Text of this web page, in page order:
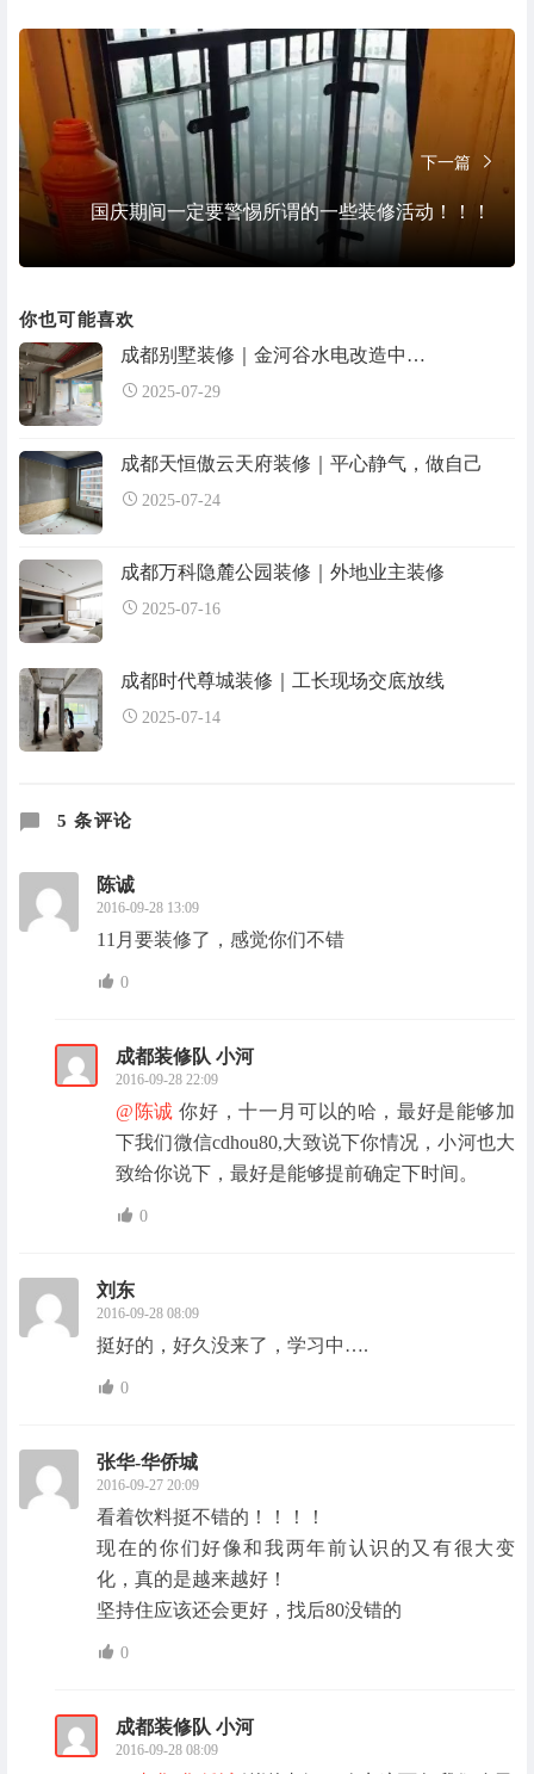
下一篇
国庆期间一定要警惕所谓的一些装修活动！！！
你也可能喜欢
成都别墅装修｜金河谷水电改造中…
2025-07-29
成都天恒傲云天府装修｜平心静气，做自己
2025-07-24
成都万科隐麓公园装修｜外地业主装修
2025-07-16
成都时代尊城装修｜工长现场交底放线
2025-07-14
5 条评论
陈诚
2016-09-28 13:09
11月要装修了，感觉你们不错
0
成都装修队 小河
2016-09-28 22:09
@陈诚 你好，十一月可以的哈，最好是能够加
下我们微信cdhou80,大致说下你情况，小河也大
致给你说下，最好是能够提前确定下时间。
0
刘东
2016-09-28 08:09
挺好的，好久没来了，学习中….
0
张华-华侨城
2016-09-27 20:09
看着饮料挺不错的！！！！
现在的你们好像和我两年前认识的又有很大变
化，真的是越来越好！
坚持住应该还会更好，找后80没错的
0
成都装修队 小河
2016-09-28 08:09